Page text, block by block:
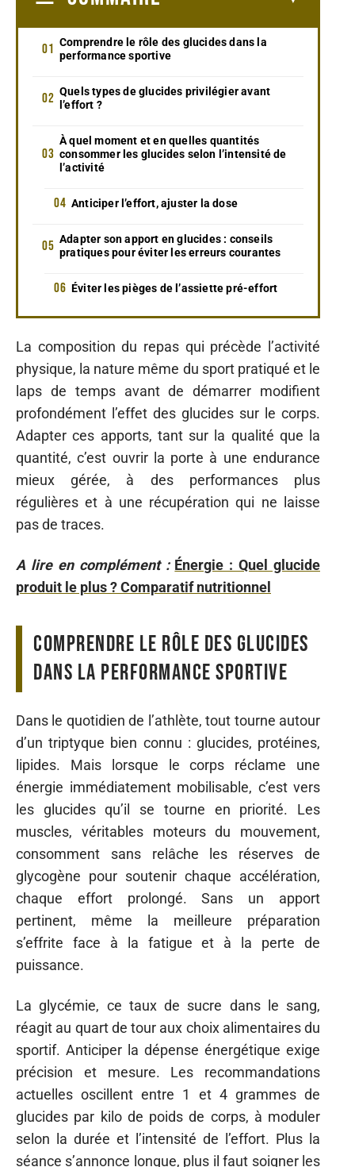
Comprendre le rôle des glucides dans la
performance sportive
Quels types de glucides privilégier avant
l’effort ?
À quel moment et en quelles quantités
consommer les glucides selon l’intensité de
l’activité
Anticiper l’effort, ajuster la dose
Adapter son apport en glucides : conseils
pratiques pour éviter les erreurs courantes
Éviter les pièges de l’assiette pré-effort
La composition du repas qui précède l’activité
physique, la nature même du sport pratiqué et le
laps de temps avant de démarrer modifient
profondément l’effet des glucides sur le corps.
Adapter ces apports, tant sur la qualité que la
quantité, c’est ouvrir la porte à une endurance
mieux gérée, à des performances plus
régulières et à une récupération qui ne laisse
pas de traces.
A lire en complément : Énergie : Quel glucide
produit le plus ? Comparatif nutritionnel
Comprendre le rôle des glucides
dans la performance sportive
Dans le quotidien de l’athlète, tout tourne autour
d’un triptyque bien connu : glucides, protéines,
lipides. Mais lorsque le corps réclame une
énergie immédiatement mobilisable, c’est vers
les glucides qu’il se tourne en priorité. Les
muscles, véritables moteurs du mouvement,
consomment sans relâche les réserves de
glycogène pour soutenir chaque accélération,
chaque effort prolongé. Sans un apport
pertinent, même la meilleure préparation
s’effrite face à la fatigue et à la perte de
puissance.
La glycémie, ce taux de sucre dans le sang,
réagit au quart de tour aux choix alimentaires du
sportif. Anticiper la dépense énergétique exige
précision et mesure. Les recommandations
actuelles oscillent entre 1 et 4 grammes de
glucides par kilo de poids de corps, à moduler
selon la durée et l’intensité de l’effort. Plus la
séance s’annonce longue, plus il faut soigner les